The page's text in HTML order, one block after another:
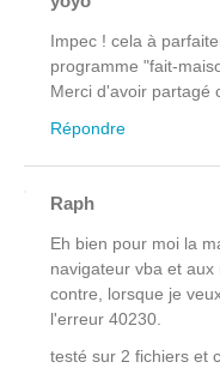
Impec ! cela à
programme "fait-
Merci d'avoir partagé
Répondre
Raph
Eh bien pour moi la
navigateur vba et
contre, lorsque je
l'erreur 40230.
testé sur 2 fichiers et